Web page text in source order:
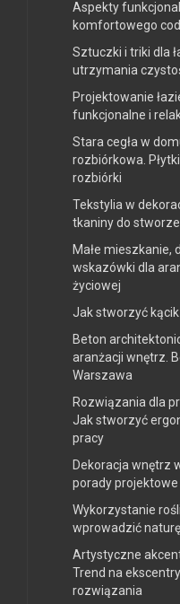
Aspekty
komfortowego
Sztuczki i triki dla
utrzymania
Projektowanie
funkcjonalne i
Stara cegła w
rozbiórkowa.
rozbiórki
Tekstylia w
tkaniny do
Małe mieszkanie,
wskazówki dla
życiowej
Jak stworzyć
Beton
aranżacji wnętrz.
Warszawa
Rozwiązania dla
Jak stworzyć
pracy
Dekoracja wnętrz
porady projektowe
Wykorzystanie
wprowadzić
Artystyczne
Trend na
rozwiązania